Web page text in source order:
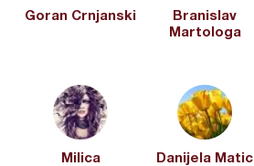
Goran Crnjanski
Branislav
Martologa
Milica Danijela Matic